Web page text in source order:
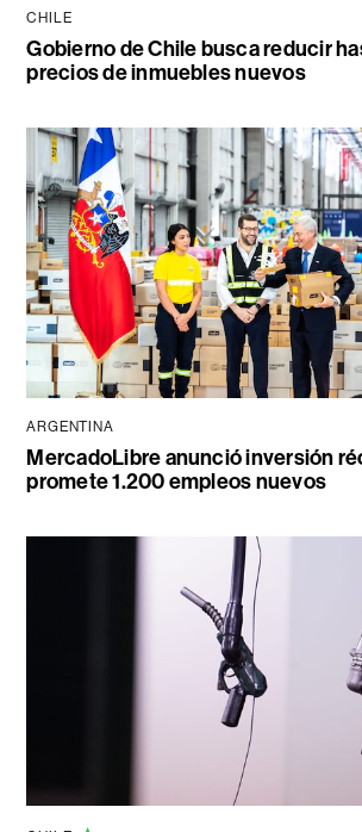
CHILE
Gobierno de Chile busca reducir
precios de inmuebles nuevos
ARGENTINA
MercadoLibre anunció inversión
promete 1.200 empleos nuevos